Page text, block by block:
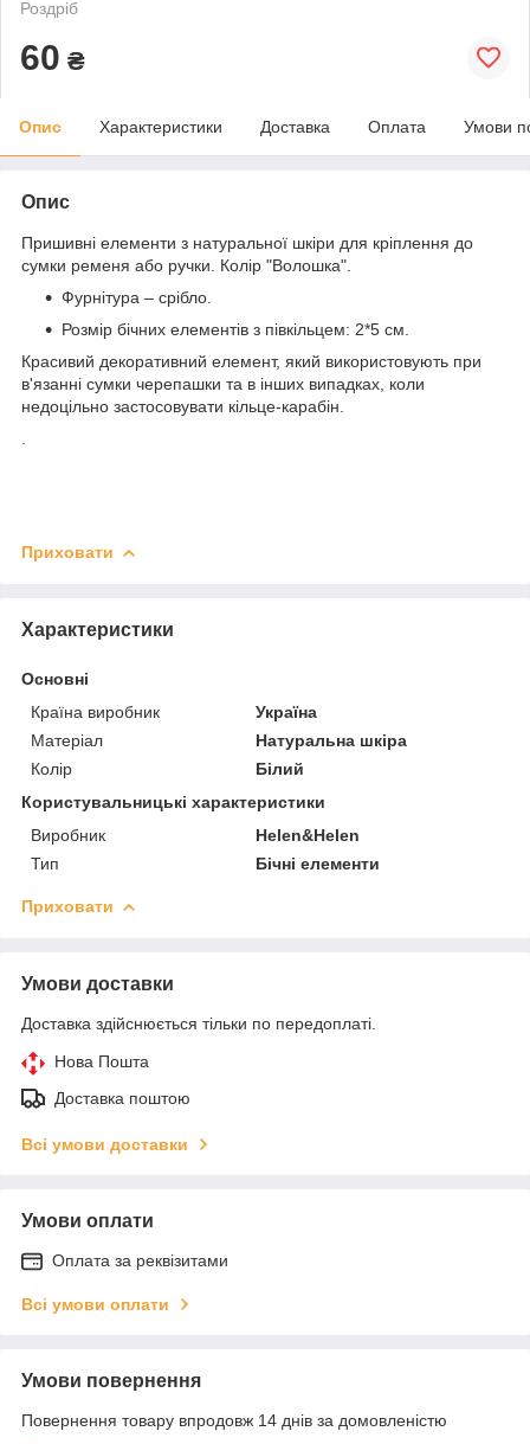
Роздріб
60 ₴
Опис Характеристики Доставка Оплата Умови
Опис
Пришивні елементи з натуральної шкіри для кріплення до
сумки ременя або ручки. Колір "Волошка".
Фурнітура – ​​срібло.
Розмір бічних елементів з півкільцем: 2*5 см.
Красивий декоративний елемент, який використовують при
в'язанні сумки черепашки та в інших випадках, коли
недоцільно застосовувати кільце-карабін.
Приховати
Характеристики
Основні
Країна виробник
Україна
Матеріал
Натуральна шкіра
Колір
Білий
Користувальницькі характеристики
Виробник
Helen&Helen
Тип
Бічні елементи
Приховати
Умови доставки
Доставка здійснюється тільки по передоплаті.
Нова Пошта
Доставка поштою
Всі умови доставки
Умови оплати
Оплата за реквізитами
Всі умови оплати
Умови повернення
Повернення товару впродовж 14 днів за домовленістю